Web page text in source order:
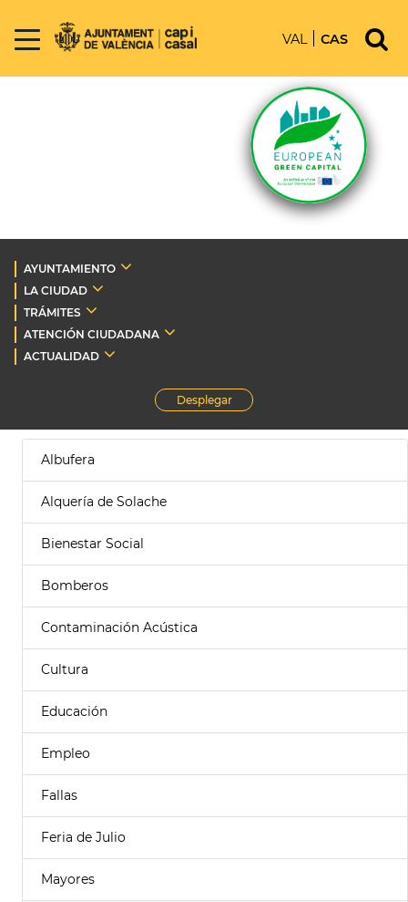
VAL CAS
AYUNTAMIENTO
LA CIUDAD
TRÁMITES
ATENCIÓN CIUDADANA
ACTUALIDAD
Desplegar
Albufera
Alquería de Solache
Bienestar Social
Bomberos
Contaminación Acústica
Cultura
Educación
Empleo
Fallas
Feria de Julio
Mayores